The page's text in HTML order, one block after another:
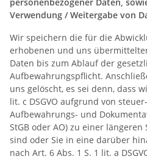
Verwendung / Weitergabe von
Wir speichern die für die
erhobenen und uns
Daten bis zum Ablauf der
Aufbewahrungspflicht.
uns gelöscht, es sei denn, dass
lit. c DSGVO aufgrund von
Aufbewahrungs- und
StGB oder AO) zu einer
sind oder Sie in eine darüber
nach Art. 6 Abs. 1 S. 1 lit. a